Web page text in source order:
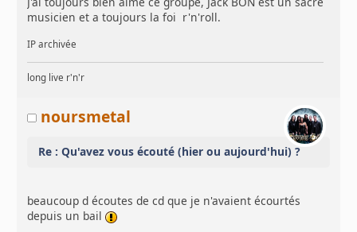
musicien et a toujours la foi r'n'roll.
IP archivée
long live r'n'r
noursmetal
Re : Qu'avez vous écouté (hier ou aujourd'hui) ?
beaucoup d écoutes de cd que je n'avaient écourtés
depuis un bail